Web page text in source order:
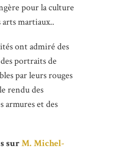
pour la culture
arts martiaux..
ont admiré des
portraits de
par leurs rouges
rendu des
armures et des
surM. Michel-